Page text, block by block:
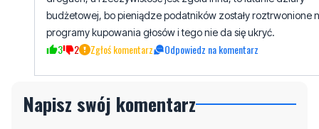
budżetowej, bo pieniądze podatników zostały roztrwonione
programy kupowania głosów i tego nie da się ukryć.
3 2 Zgłoś komentarz Odpowiedz na komentarz
Napisz swój komentarz